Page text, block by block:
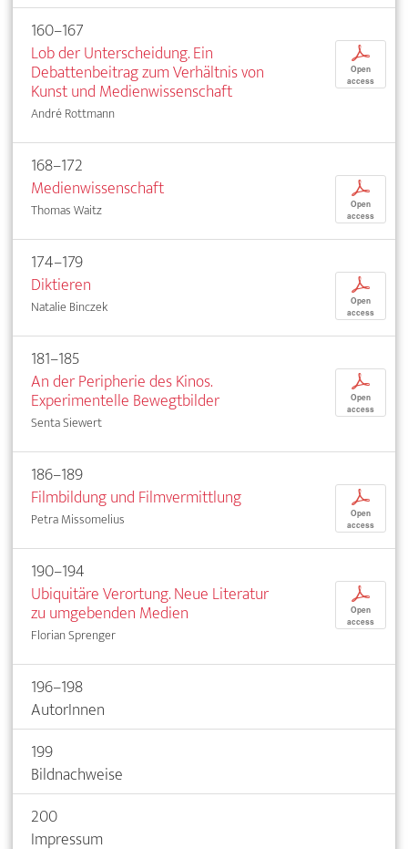
160–167
Lob der Unterscheidung. Ein
Debattenbeitrag zum Verhältnis von
Kunst und Medienwissenschaft
André Rottmann
p
Open
access
168–172
Medienwissenschaft
Thomas Waitz
p
Open
access
174–179
Diktieren
Natalie Binczek
p
Open
access
181–185
An der Peripherie des Kinos.
Experimentelle Bewegtbilder
Senta Siewert
p
Open
access
186–189
Filmbildung und Filmvermittlung
Petra Missomelius
p
Open
access
190–194
Ubiquitäre Verortung. Neue Literatur
zu umgebenden Medien
Florian Sprenger
p
Open
access
196–198
AutorInnen
199
Bildnachweise
200
Impressum